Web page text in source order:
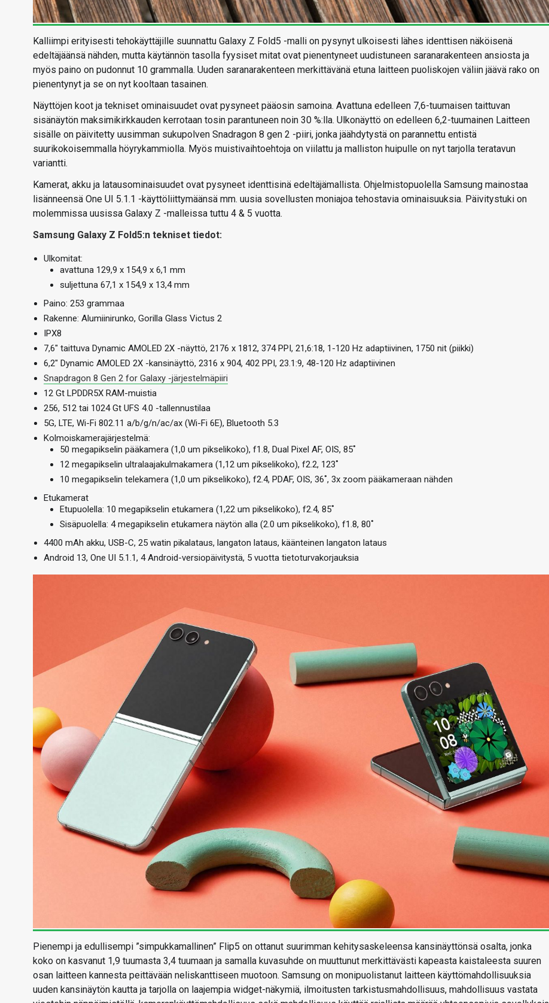
Kalliimpi erityisesti tehokäyttäjille suunnattu Galaxy Z Fold5 -malli on pysynyt ulkoisesti lähes identtisen näköisenä
edeltäjäänsä nähden, mutta käytännön tasolla fyysiset mitat ovat pienentyneet uudistuneen saranarakenteen ansiosta ja
myös paino on pudonnut 10 grammalla. Uuden saranarakenteen merkittävänä etuna laitteen puoliskojen väliin jäävä rako on
pienentynyt ja se on nyt kooltaan tasainen.
Näyttöjen koot ja tekniset ominaisuudet ovat pysyneet pääosin samoina. Avattuna edelleen 7,6-tuumaisen taittuvan
sisänäytön maksimikirkkauden kerrotaan tosin parantuneen noin 30 %:lla. Ulkonäyttö on edelleen 6,2-tuumainen Laitteen
sisälle on päivitetty uusimman sukupolven Snadragon 8 gen 2 -piiri, jonka jäähdytystä on parannettu entistä
suurikokoisemmalla höyrykammiolla. Myös muistivaihtoehtoja on viilattu ja malliston huipulle on nyt tarjolla teratavun
variantti.
Kamerat, akku ja latausominaisuudet ovat pysyneet identtisinä edeltäjämallista. Ohjelmistopuolella Samsung mainostaa
lisänneensä One UI 5.1.1 -käyttöliittymäänsä mm. uusia sovellusten moniajoa tehostavia ominaisuuksia. Päivitystuki on
molemmissa uusissa Galaxy Z -malleissa tuttu 4 & 5 vuotta.
Samsung Galaxy Z Fold5:n tekniset tiedot:
Ulkomitat:
avattuna 129,9 x 154,9 x 6,1 mm
suljettuna 67,1 x 154,9 x 13,4 mm
Paino: 253 grammaa
Rakenne: Alumiinirunko, Gorilla Glass Victus 2
IPX8
7,6″ taittuva Dynamic AMOLED 2X -näyttö, 2176 x 1812, 374 PPI, 21,6:18, 1-120 Hz adaptiivinen, 1750 nit (piikki)
6,2″ Dynamic AMOLED 2X -kansinäyttö, 2316 x 904, 402 PPI, 23.1:9, 48-120 Hz adaptiivinen
Snapdragon 8 Gen 2 for Galaxy -järjestelmäpiiri
12 Gt LPDDR5X RAM-muistia
256, 512 tai 1024 Gt UFS 4.0 -tallennustilaa
5G, LTE, Wi-Fi 802.11 a/b/g/n/ac/ax (Wi-Fi 6E), Bluetooth 5.3
Kolmoiskamerajärjestelmä:
50 megapikselin pääkamera (1,0 um pikselikoko), f1.8, Dual Pixel AF, OIS, 85˚
12 megapikselin ultralaajakulmakamera (1,12 um pikselikoko), f2.2, 123˚
10 megapikselin telekamera (1,0 um pikselikoko), f2.4, PDAF, OIS, 36˚, 3x zoom pääkameraan nähden
Etukamerat
Etupuolella: 10 megapikselin etukamera (1,22 um pikselikoko), f2.4, 85˚
Sisäpuolella: 4 megapikselin etukamera näytön alla (2.0 um pikselikoko), f1.8, 80˚
4400 mAh akku, USB-C, 25 watin pikalataus, langaton lataus, käänteinen langaton lataus
Android 13, One UI 5.1.1, 4 Android-versiopäivitystä, 5 vuotta tietoturvakorjauksia
Pienempi ja edullisempi ”simpukkamallinen” Flip5 on ottanut suurimman kehitysaskeleensa kansinäyttönsä osalta, jonka
koko on kasvanut 1,9 tuumasta 3,4 tuumaan ja samalla kuvasuhde on muuttunut merkittävästi kapeasta kaistaleesta suuren
osan laitteen kannesta peittävään neliskanttiseen muotoon. Samsung on monipuolistanut laitteen käyttömahdollisuuksia
uuden kansinäytön kautta ja tarjolla on laajempia widget-näkymiä, ilmoitusten tarkistusmahdollisuus, mahdollisuus vastata